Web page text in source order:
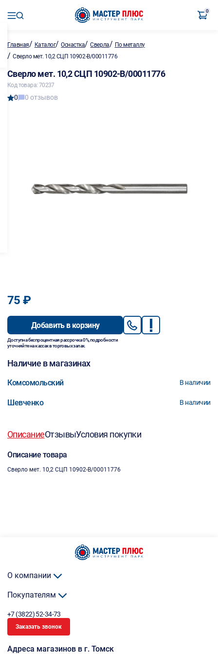
0
Главная/ Каталог/Оснастка/Сверла/ По металлу
/ Сверло мет. 10,2 СЦП 10902-B/00011776
Сверло мет. 10,2 СЦП 10902-B/00011776
Код товара: 70237
0 0 отзывов
75 ₽
Добавить в корзину
Доступна беспроцентная рассрочка 0%, подробности
уточняйте на кассах в торговых залах.
Наличие в магазинах
Комсомольский В наличии
Шевченко В наличии
ОписаниеОтзывыУсловия покупки
Описание товара
Сверло мет. 10,2 СЦП 10902-B/00011776
О компании
Покупателям
+7 (3822) 52-34-73
Заказать звонок
Адреса магазинов в г. Томск